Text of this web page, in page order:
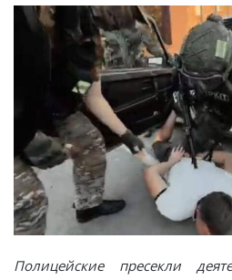
email
Полицейские пресекли